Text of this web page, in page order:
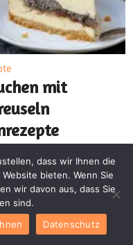
mit
dass wir Ihnen die
bieten. Wenn Sie
wir davon aus, dass Sie
sind.
Datenschutz